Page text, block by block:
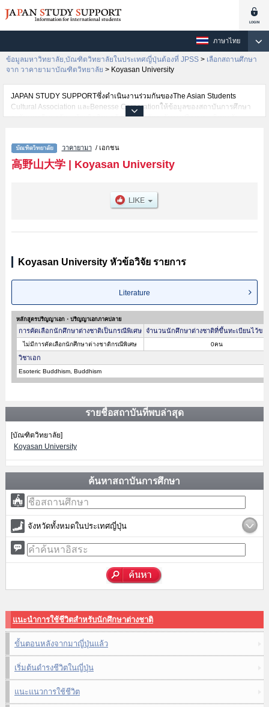
ภาษาไทย
ข้อมูลมหาวิทยาลัย,บัณฑิตวิทยาลัยในประเทศญี่ปุ่นต้องที่ JPSS > เลือกสถานศึกษา
จาก วาคายามาบัณฑิตวิทยาลัย > Koyasan University
JAPAN STUDY SUPPORTซึ่งดำเนินงานร่วมกันของThe Asian Students
Cultural Association และBenesse Corporationให้ข้อมูลของสถาบันการศึกษา
ระดับมหาวิทยาลัย・บัณฑิตวิทยาลัย・วิทยาลัยระดับอนุปริญญา・วิทยาลัย
ชาติเช่นLiterature เป็นต้น,ข้อมูลของแต่ละสาขาวิจัย,ข้อมูลการสอบคัดเลือกเข้า
ศึกษาเช่นจำนวนคนที่รับสมัครหรือจำนวนคนที่ผ่านการสอบคัดเลือก
เป็นต้น,แนะนำสถานที่,การเดินทางเป็นต้นไว้ด้วยดังนั้นขอเชิญใช้บริการค้นหา
วาคายามา/ เอกชน
高野山大学| Koyasan University
Koyasan University หัวข้อวิจัย รายการ
Literature
หลักสูตรปริญญาเอก・ปริญญาเอกภาคปลาย
การคัดเลือกนักศึกษาต่างชาติเป็นกรณีพิเศษ จำนวนนักศึกษาต่างชาติที่ขึ้นทะเบียนไว้ขอ
ไม่มีการคัดเลือกนักศึกษาต่างชาติกรณีพิเศษ 0คน
วิชาเอก
Esoteric Buddhism, Buddhism
รายชื่อสถาบันที่พบล่าสุด
[บัณฑิตวิทยาลัย]
Koyasan University
ค้นหาสถาบันการศึกษา
จังหวัดทั้งหมดในประเทศญี่ปุ่น
แนะนำการใช้ชีวิตสำหรับนักศึกษาต่างชาติ
ขั้นตอนหลังจากมาญี่ปุ่นแล้ว
เริ่มต้นดำรงชีวิตในญี่ปุ่น
แนะแนวการใช้ชีวิต